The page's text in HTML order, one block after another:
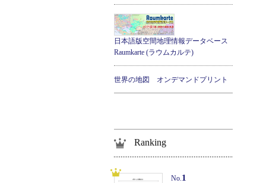
日本語版空間地理情報データベース
Raumkarte (ラウムカルテ)
世界の地図 オンデマンドプリント
Ranking
No.1